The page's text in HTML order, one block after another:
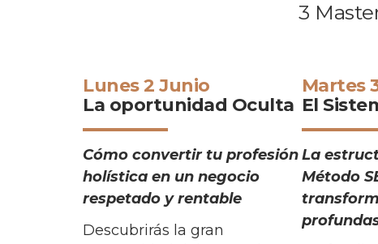
3
Lunes 2 Junio
La oportunidad Oculta
Cómo convertir tu profesión
holística en un negocio
respetado y rentable
Descubrirás la gran
Martes
El
La
Método